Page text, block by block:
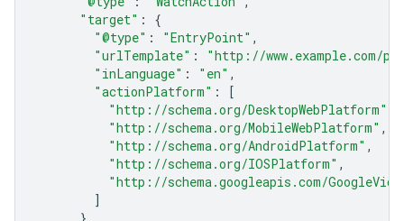
"target" :
{
"@type" : "EntryPoint" ,
"urlTemplate" :
"http://www.example.com/
"inLanguage" : "en" ,
"actionPlatform" :
[
"http://schema.org/DesktopWebPlatform"
"http://schema.org/MobileWebPlatform" ,
"http://schema.org/AndroidPlatform" ,
"http://schema.org/IOSPlatform" ,
"http://schema.googleapis.com/
]